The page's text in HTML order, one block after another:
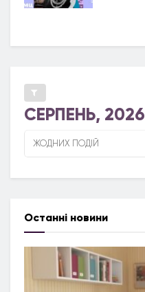
СЕРПЕНЬ, 2026
ЖОДНИХ ПОДІЙ
Останні новини